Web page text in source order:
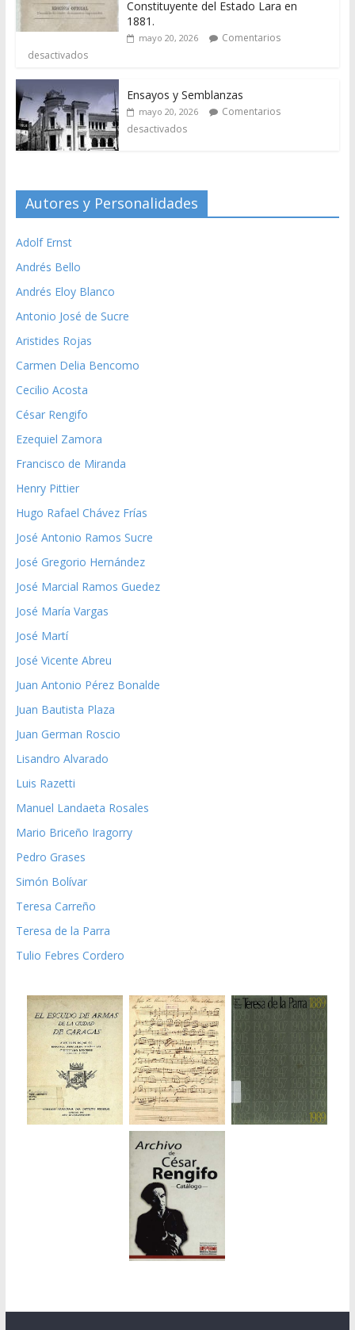
Constituyente del Estado Lara en
1881.
mayo 20, 2026
Comentarios
desactivados
Ensayos y Semblanzas
mayo 20, 2026
Comentarios
desactivados
Autores y Personalidades
Adolf Ernst
Andrés Bello
Andrés Eloy Blanco
Antonio José de Sucre
Aristides Rojas
Carmen Delia Bencomo
Cecilio Acosta
César Rengifo
Ezequiel Zamora
Francisco de Miranda
Henry Pittier
Hugo Rafael Chávez Frías
José Antonio Ramos Sucre
José Gregorio Hernández
José Marcial Ramos Guedez
José María Vargas
José Martí
José Vicente Abreu
Juan Antonio Pérez Bonalde
Juan Bautista Plaza
Juan German Roscio
Lisandro Alvarado
Luis Razetti
Manuel Landaeta Rosales
Mario Briceño Iragorry
Pedro Grases
Simón Bolívar
Teresa Carreño
Teresa de la Parra
Tulio Febres Cordero